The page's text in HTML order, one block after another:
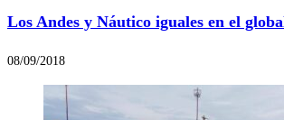
Los Andes y Náutico iguales en el
08/09/2018